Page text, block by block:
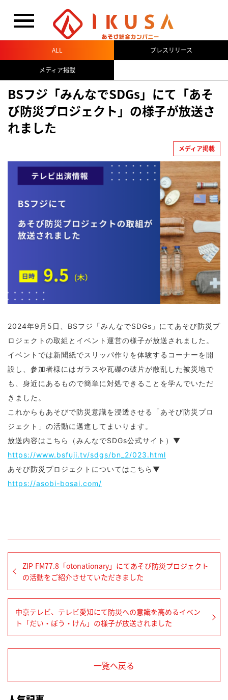
ALL プレスリリース
メディア掲載
BSフジ「みんなでSDGs」にて「あそ
び防災プロジェクト」の様子が放送さ
れました
メディア掲載
2024年9月5日、BSフジ「みんなでSDGs」にてあそび防災プ
ロジェクトの取組とイベント運営の様子が放送されました。
イベントでは新聞紙でスリッパ作りを体験するコーナーを開
設し、参加者様にはガラスや瓦礫の破片が散乱した被災地で
も、身近にあるもので簡単に対処できることを学んでいただ
きました。
これからもあそびで防災意識を浸透させる「あそび防災プロ
ジェクト」の活動に邁進してまいります。
放送内容はこちら（みんなでSDGs公式サイト）▼
https://www.bsfuji.tv/sdgs/bn_2/023.html
あそび防災プロジェクトについてはこちら▼
https://asobi-bosai.com/
ZIP-FM77.8「otonationary」にてあそび防災プロジェクト
の活動をご紹介させていただきました
中京テレビ、テレビ愛知にて防災への意識を高めるイベン
ト「だい・ぼう・けん」の様子が放送されました
一覧へ戻る